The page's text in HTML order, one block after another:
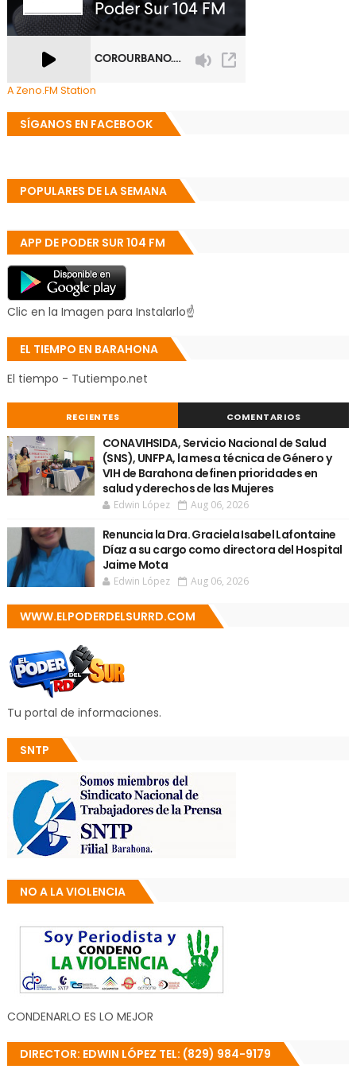
A Zeno.FM Station
SÍGANOS EN FACEBOOK
POPULARES DE LA SEMANA
APP DE PODER SUR 104 FM
Clic en la Imagen para Instalarlo☝
EL TIEMPO EN BARAHONA
El tiempo - Tutiempo.net
RECIENTES COMENTARIOS
CONAVIHSIDA, Servicio Nacional de Salud
(SNS), UNFPA, la mesa técnica de Género y
VIH de Barahona definen prioridades en
salud y derechos de las Mujeres
Edwin López Aug 06, 2026
Renuncia la Dra. Graciela Isabel Lafontaine
Díaz a su cargo como directora del Hospital
Jaime Mota
Edwin López Aug 06, 2026
WWW.ELPODERDELSURRD.COM
Tu portal de informaciones.
SNTP
NO A LA VIOLENCIA
CONDENARLO ES LO MEJOR
DIRECTOR: EDWIN LÓPEZ TEL: (829) 984-9179